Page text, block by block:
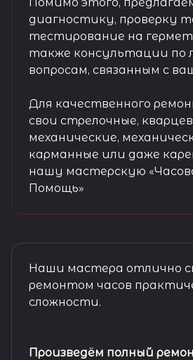
диагностику, проверку
тестирование на
также консультации по
вопросам, связанным с
Для качественного
свои стрелочные,
механические,
карманные или даже
нашу мастерскую
Помощь»
Наши мастера отлично
ремонтом часов
сложности.
Произведём полный